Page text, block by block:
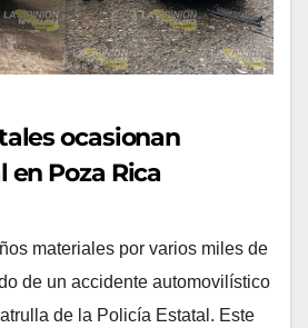
ocasionan
Poza Rica
materiales por varios miles de
de un accidente automovilístico
de la Policía Estatal. Este